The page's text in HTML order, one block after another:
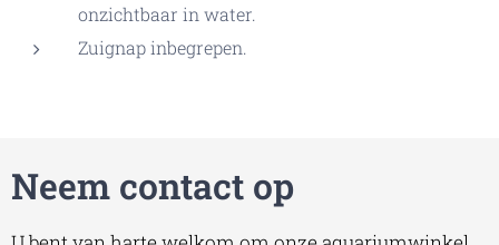
onzichtbaar in water.
Zuignap inbegrepen.
Neem contact op